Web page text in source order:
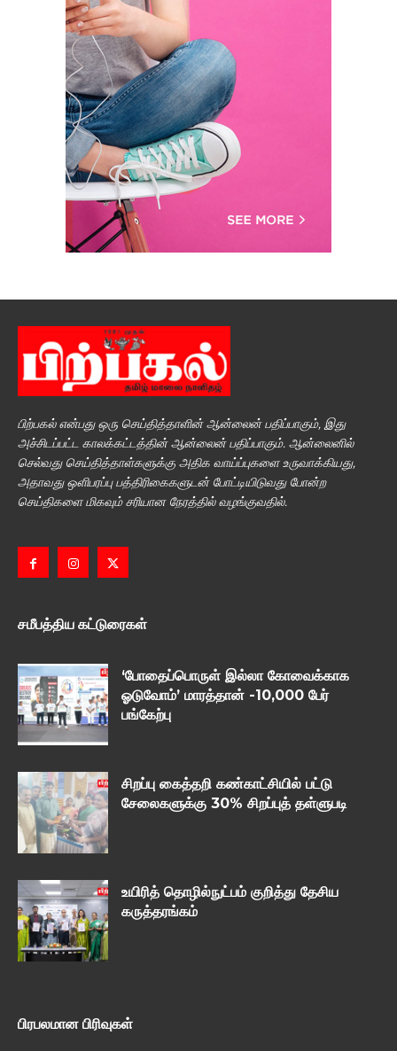
பிற்பகல் என்பது ஒரு செய்தித்தாளின் ஆன்லைன் பதிப்பாகும், இது
அச்சிடப்பட்ட காலக்கட்டத்தின் ஆன்லைன் பதிப்பாகும். ஆன்லைனில்
செல்வது செய்தித்தாள்களுக்கு அதிக வாய்ப்புகளை உருவாக்கியது,
அதாவது ஒளிபரப்பு பத்திரிகைகளுடன் போட்டியிடுவது போன்ற
செய்திகளை மிகவும் சரியான நேரத்தில் வழங்குவதில்.
சமீபத்திய கட்டுரைகள்
‘போதைப்பொருள் இல்லா கோவைக்காக
ஓடுவோம்’ மாரத்தான் -10,000 பேர்
பங்கேற்பு
சிறப்பு கைத்தறி கண்காட்சியில் பட்டு
சேலைகளுக்கு 30% சிறப்புத் தள்ளுபடி
உயிரித் தொழில்நுட்பம் குறித்து தேசிய
கருத்தரங்கம்
பிரபலமான பிரிவுகள்